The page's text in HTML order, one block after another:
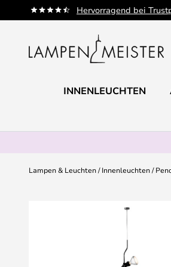
Hervorragend bei
Zum
Inhalt
INNENLEUCHTEN
Lampen & Leuchten Innenleuchten